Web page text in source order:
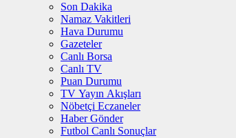
Son Dakika
Namaz Vakitleri
Hava Durumu
Gazeteler
Canlı Borsa
Canlı TV
Puan Durumu
TV Yayın Akışları
Nöbetçi Eczaneler
Haber Gönder
Futbol Canlı Sonuçlar